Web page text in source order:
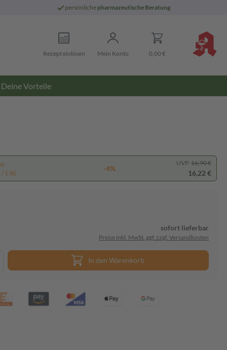
persönliche pharmazeutische Beratung
Rezept einlösen Mein Konto 0,00 €
Deine Vorteile
1 St)
-4%
UVP: 16,90 €
16,22 €
sofort lieferbar
Preise inkl. MwSt. ggf. zzgl. Versandkosten
In den Warenkorb